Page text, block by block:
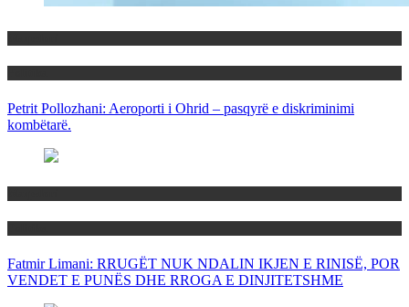
Petrit Pollozhani: Aeroporti i Ohrid – pasqyrë e diskriminimi
kombëtarë.
Fatmir Limani: RRUGËT NUK NDALIN IKJEN E RINISË, POR
VENDET E PUNËS DHE RROGA E DINJITETSHME